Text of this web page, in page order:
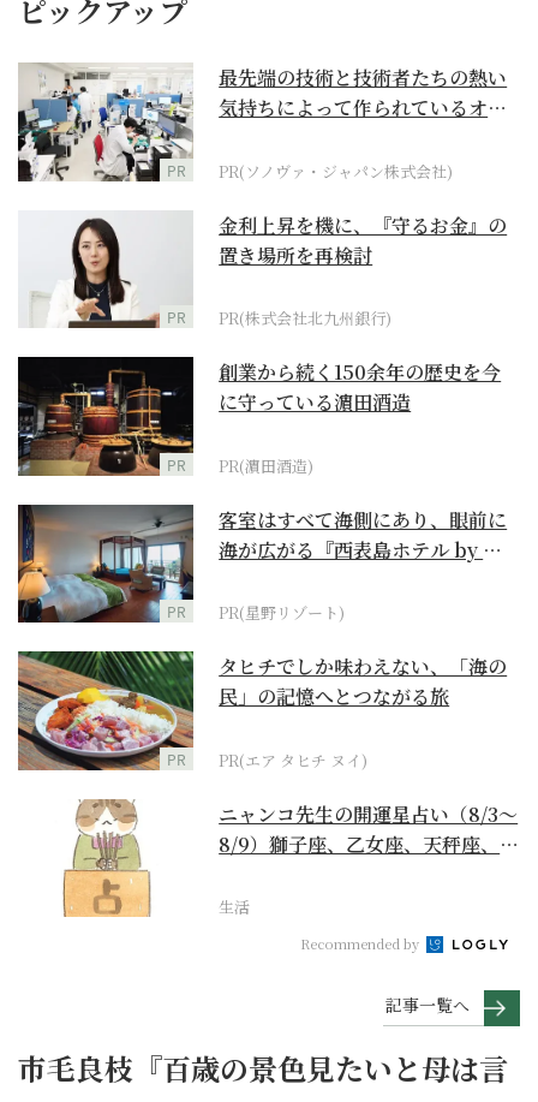
ピックアップ
PR
最先端の技術と技術者たちの熱い
気持ちによって作られているオー
PR(ソノヴァ・ジャパン株式会社)
PR
金利上昇を機に、『守るお金』の
置き場所を再検討
PR(株式会社北九州銀行)
PR
創業から続く150余年の歴史を今
に守っている濵田酒造
PR(濵田酒造)
PR
客室はすべて海側にあり、眼前に
海が広がる『西表島ホテル by 星
PR(星野リゾート)
PR
タヒチでしか味わえない、「海の
民」の記憶へとつながる旅
PR(エア タヒチ ヌイ)
ニャンコ先生の開運星占い（8/3～
8/9）獅子座、乙女座、天秤座、蠍
生活
Recommended by
記事一覧へ
市毛良枝『百歳の景色見たいと母は言